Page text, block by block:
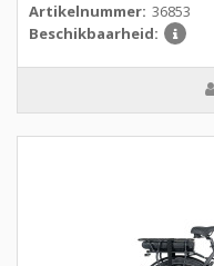
Artikelnummer: 36853
Beschikbaarheid: